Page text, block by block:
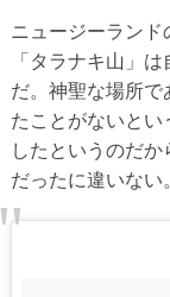
ニュージーランド
「タラナキ山」
だ。神聖な場所で
たことがないとい
したというのだ
だったに違いない